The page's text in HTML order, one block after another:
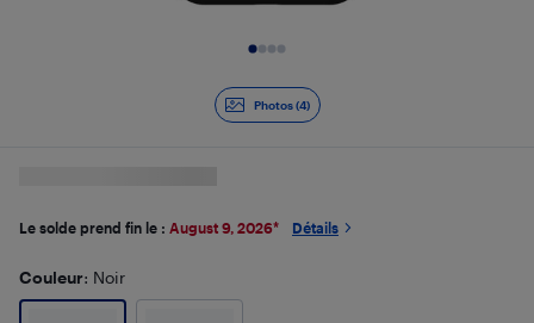
Photos (4)
Le solde prend fin le : August 9, 2026* Détails
Couleur: Noir